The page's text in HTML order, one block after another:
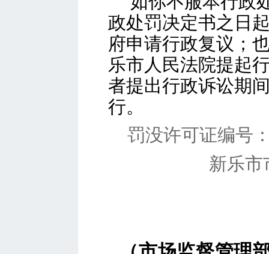
政处罚决定书之日
府申请行政复议；
乐市人民法院提起
者提出行政诉讼期
行。
罚没许可证编号
新乐市